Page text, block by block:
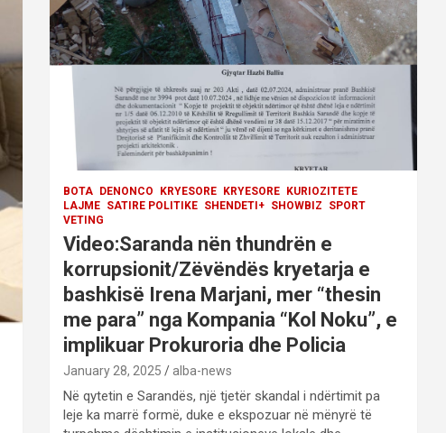
BOTA DENONCO KRYESORE KRYESORE
KURIOZITETE
LAJME SATIRE POLITIKE SHENDETI+ SHOWBIZ
SPORT
VETING
Video:Saranda nën thundrën e
korrupsionit/Zëvëndës kryetarja e
bashkisë Irena Marjani, mer “thesin
me para” nga Kompania “Kol Noku”, e
implikuar Prokuroria dhe Policia
January 28, 2025 alba-news
Në qytetin e Sarandës, një tjetër skandal i ndërtimit pa
leje ka marrë formë, duke e ekspozuar në mënyrë të